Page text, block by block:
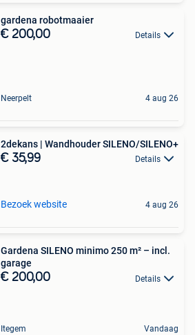
gardena robotmaaier
€ 200,00 Details
Neerpelt 4 aug 26
2dekans | Wandhouder SILENO/SILENO+
€ 35,99 Details
Bezoek website 4 aug 26
Gardena SILENO minimo 250 m² – incl.
garage
€ 200,00 Details
Itegem Vandaag